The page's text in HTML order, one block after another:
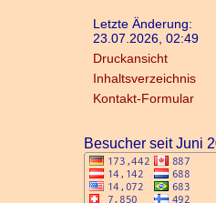
Letzte Änderung:
23.07.2026, 02:49
Druckansicht
Inhaltsverzeichnis
Kontakt-Formular
Besucher seit Juni